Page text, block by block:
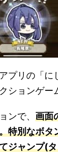
プリの「に
ションゲー
ンで、 画面
特別なボタ
ジャンプ(